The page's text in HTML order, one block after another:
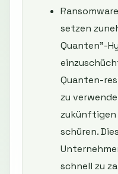
setzen
Quanten"-
Quanten-
zu
zukünftigen
schüren.
schnell zu